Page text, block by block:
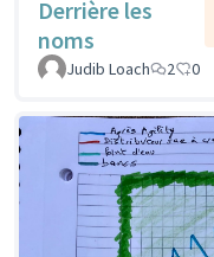
Derrière les
noms
Judib Loach
2 0